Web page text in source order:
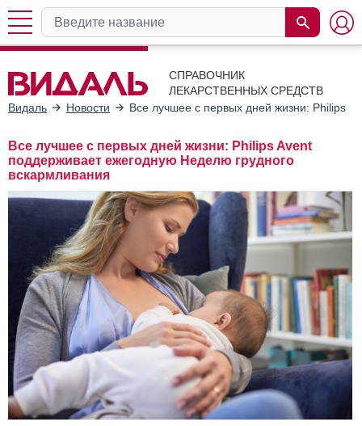
СПРАВОЧНИК
ЛЕКАРСТВЕННЫХ СРЕДСТВ
Видаль
Новости Все лучшее с первых дней жизни: Philips
Все лучшее с первых дней жизни: Philips Avent
поддерживает ежегодную Неделю грудного
вскармливания